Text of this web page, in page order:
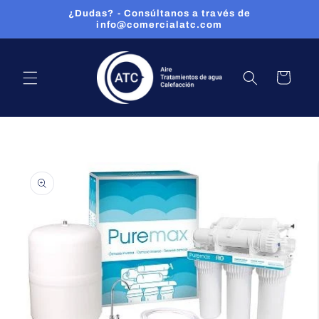
directamente¿Dudas? - Consúltanos a través de
info@comercialatc.com
CARRITO
información
del producto